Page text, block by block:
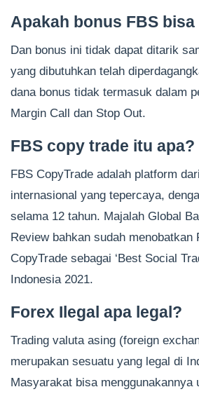
Apakah bonus FBS
Dan bonus ini tidak dapat ditarik
yang dibutuhkan telah
dana bonus tidak termasuk dalam
Margin Call dan Stop Out.
FBS copy trade itu apa?
FBS CopyTrade adalah platform
internasional yang tepercaya,
selama 12 tahun. Majalah Global
Review bahkan sudah menobatkan
CopyTrade sebagai ‘Best Social
Indonesia 2021.
Forex Ilegal apa legal?
Trading valuta asing (foreign
merupakan sesuatu yang legal di
Masyarakat bisa menggunakannya